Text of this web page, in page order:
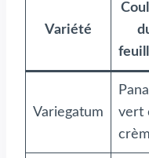
Variété
Variegatum
vert